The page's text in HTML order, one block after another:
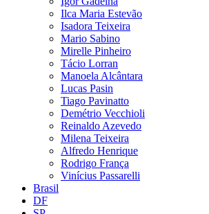
Ilca Maria Estevão
Isadora Teixeira
Mario Sabino
Mirelle Pinheiro
Tácio Lorran
Manoela Alcântara
Lucas Pasin
Tiago Pavinatto
Demétrio Vecchioli
Reinaldo Azevedo
Milena Teixeira
Alfredo Henrique
Rodrigo França
Vinícius Passarelli
Brasil
DF